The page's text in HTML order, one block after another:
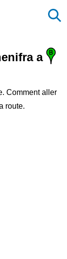
a
Comment aller
route.